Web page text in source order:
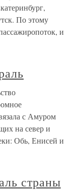
По этому
и
с Амуром
на север и
Обь, Енисей и
страны